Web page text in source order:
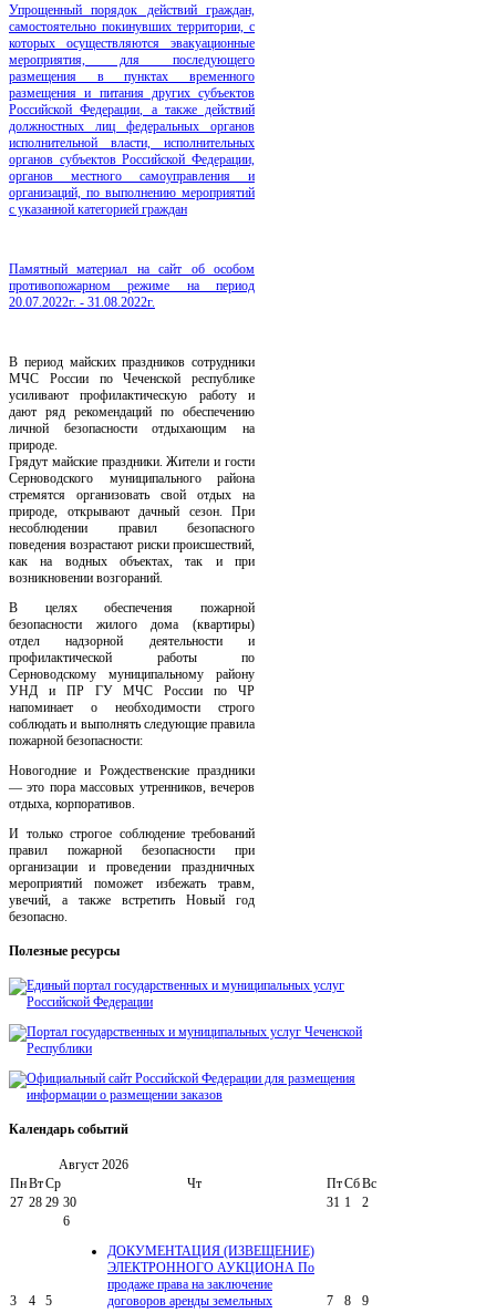
Упрощенный порядок действий граждан,
самостоятельно покинувших территории, с
которых осуществляются эвакуационные
мероприятия, для последующего
размещения в пунктах временного
размещения и питания других субъектов
Российской Федерации, а также действий
должностных лиц федеральных органов
исполнительной власти, исполнительных
органов субъектов Российской Федерации,
органов местного самоуправления и
организаций, по выполнению мероприятий
с указанной категорией граждан
Памятный материал на сайт об особом
противопожарном режиме на период
20.07.2022г. - 31.08.2022г.
В период майских праздников сотрудники
МЧС России по Чеченской республике
усиливают профилактическую работу и
дают ряд рекомендаций по обеспечению
личной безопасности отдыхающим на
природе.
Грядут майские праздники. Жители и гости
Серноводского муниципального района
стремятся организовать свой отдых на
природе, открывают дачный сезон. При
несоблюдении правил безопасного
поведения возрастают риски происшествий,
как на водных объектах, так и при
возникновении возгораний.
В целях обеспечения пожарной
безопасности жилого дома (квартиры)
отдел надзорной деятельности и
профилактической работы по
Серноводскому муниципальному району
УНД и ПР ГУ МЧС России по ЧР
напоминает о необходимости строго
соблюдать и выполнять следующие правила
пожарной безопасности:
Новогодние и Рождественские праздники
— это пора массовых утренников, вечеров
отдыха, корпоративов.
И только строгое соблюдение требований
правил пожарной безопасности при
организации и проведении праздничных
мероприятий поможет избежать травм,
увечий, а также встретить Новый год
безопасно.
Полезные ресурсы
Календарь событий
Август 2026
ПнВтСр Чт ПтСбВс
27 28 29 30 31 1 2
3 4 5
6
ДОКУМЕНТАЦИЯ (ИЗВЕЩЕНИЕ)
ЭЛЕКТРОННОГО АУКЦИОНА По
продаже права на заключение
договоров аренды земельных
7 8 9